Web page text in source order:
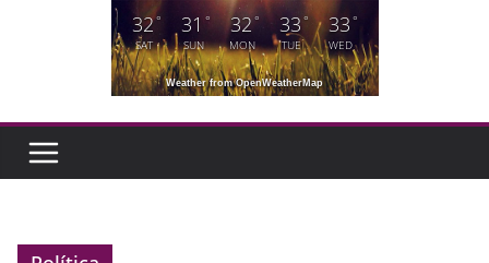
32°
SAT
31 °
SUN
32°
MON
33 °
TUE
33 °
WED
Weather from OpenWeatherMap